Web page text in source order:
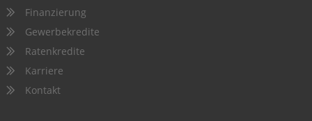
Finanzierung
Gewerbekredite
Ratenkredite
Karriere
Kontakt